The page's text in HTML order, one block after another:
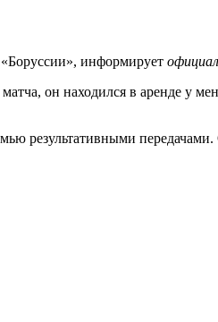
информирует
он находился в аренде у
результативными